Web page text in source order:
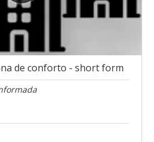
de conforto - short form